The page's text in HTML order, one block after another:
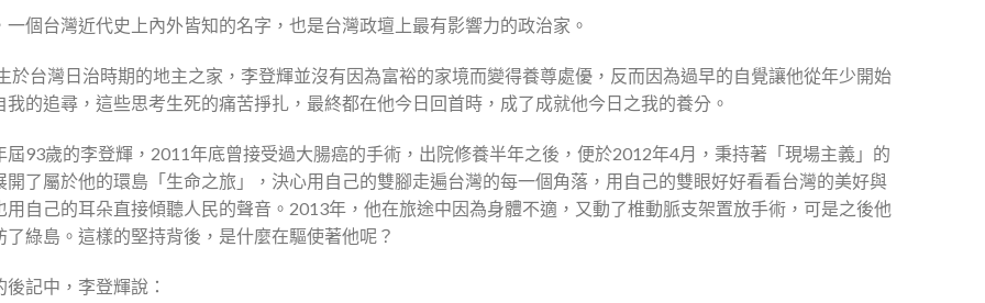
一個台灣近代史上內外皆知的名字，也是台灣政壇上最有影響力的政治家。
於台灣日治時期的地主之家，李登輝並沒有因為富裕的家境而變得養尊處優，反而因為過早的自覺讓他從年少開始
我的追尋，這些思考生死的痛苦掙扎，最終都在他今日回首時，成了成就他今日之我的養分。
屆93歲的李登輝，2011年底曾接受過大腸癌的手術，出院修養半年之後，便於2012年4月，秉持著「現場主義」的
開了屬於他的環島「生命之旅」，決心用自己的雙腳走遍台灣的每一個角落，用自己的雙眼好好看看台灣的美好與
用自己的耳朵直接傾聽人民的聲音。2013年，他在旅途中因為身體不適，又動了椎動脈支架置放手術，可是之後他
了綠島。這樣的堅持背後，是什麼在驅使著他呢？
後記中，李登輝說：